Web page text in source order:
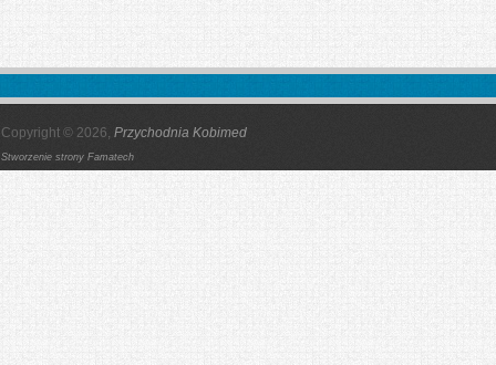
Copyright © 2026, Przychodnia Kobimed
Stworzenie strony Famatech